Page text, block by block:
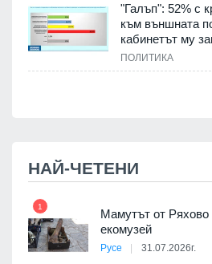
"Галъп": 52% с
към външната
кабинетът му
ПОЛИТИКА
НАЙ-ЧЕТЕНИ
1
Мамутът от Ряхово
екомузей
Русе 31.07.2026г.